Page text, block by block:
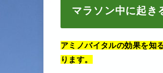
マラソン中に起き
アミノバイタルの効果を知
ります。